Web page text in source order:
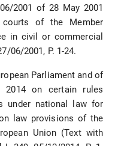
2001 of 28 May 2001
of the Member
in civil or commercial
06/2001, P. 1-24.
Parliament and of
2014 on certain rules
under national law for
law provisions of the
Union (Text with